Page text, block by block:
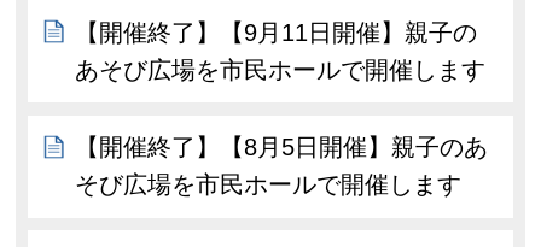
【開催終了】【9月11日開催】親子の
あそび広場を市民ホールで開催します
【開催終了】【8月5日開催】親子のあ
そび広場を市民ホールで開催します